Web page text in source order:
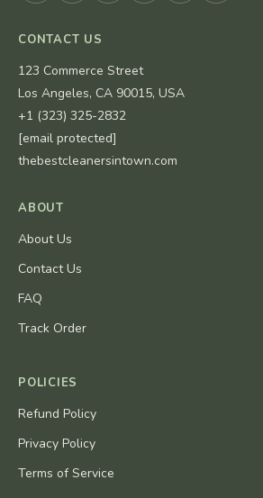
CONTACT US
123 Commerce Street
Los Angeles, CA 90015, USA
+1 (323) 325-2832
[email protected]
thebestcleanersintown.com
ABOUT
About Us
Contact Us
FAQ
Track Order
POLICIES
Refund Policy
Privacy Policy
Terms of Service